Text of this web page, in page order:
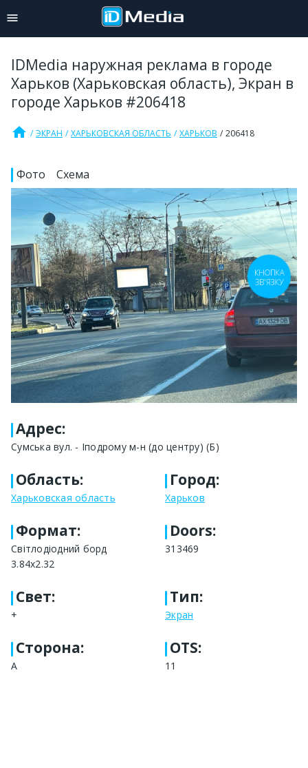
IDMedia наружная реклама в городе
Харьков (Харьковская область), Экран в
городе Харьков #206418
home ЭКРАН ХАРЬКОВСКАЯ ОБЛАСТЬ ХАРЬКОВ 206418
Фото Схема
Адрес:
Сумська вул. - Іподрому м-н (до центру) (Б)
Область:
Харьковская область
Город:
Харьков
Формат:
Світлодіодний борд
3.84х2.32
Doors:
313469
Свет:
+
Тип:
Экран
Сторона:
А
OTS:
11
КНОПКА
ЗВ'ЯЗКУ